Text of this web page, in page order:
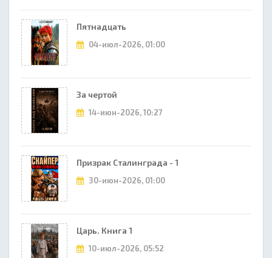
Пятнадцать
04-июл-2026, 01:00
За чертой
14-июн-2026, 10:27
Призрак Сталинграда - 1
30-июн-2026, 01:00
Царь. Книга 1
10-июл-2026, 05:52